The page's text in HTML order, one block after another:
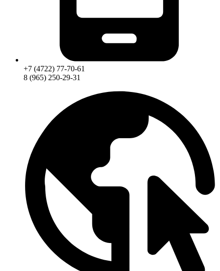
+7 (4722) 77-70-61
8 (965) 250-29-31